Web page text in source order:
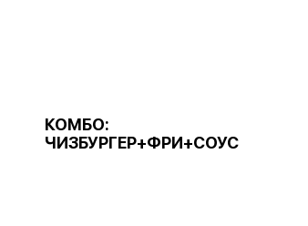
КОМБО:
ЧИЗБУРГЕР+ФРИ+СОУС